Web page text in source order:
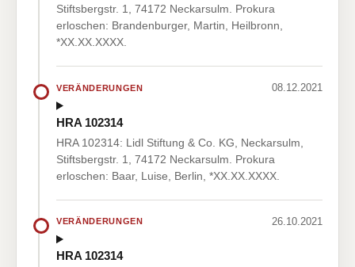
Stiftsbergstr. 1, 74172 Neckarsulm. Prokura
erloschen: Brandenburger, Martin, Heilbronn,
*XX.XX.XXXX.
VERÄNDERUNGEN 08.12.2021
HRA 102314
HRA 102314: Lidl Stiftung & Co. KG, Neckarsulm,
Stiftsbergstr. 1, 74172 Neckarsulm. Prokura
erloschen: Baar, Luise, Berlin, *XX.XX.XXXX.
VERÄNDERUNGEN 26.10.2021
HRA 102314